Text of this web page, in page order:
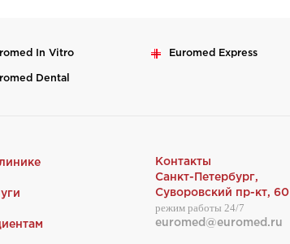
In Vitro Euromed Express
Dental
Контакты
Санкт-Петербург,
Суворовский пр-кт, 60
режим работы 24/7
euromed@euromed.ru